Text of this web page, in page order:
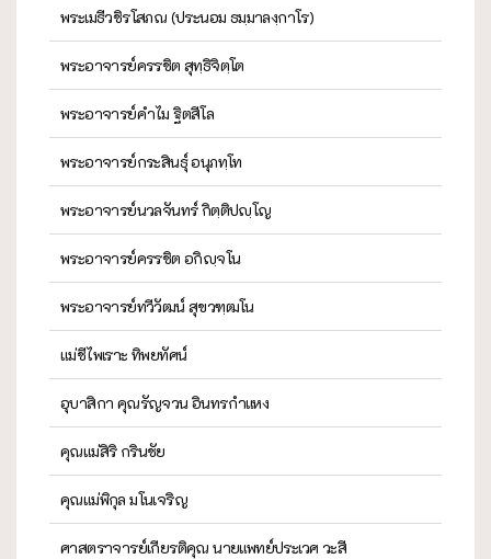
พระเมธีวชิรโสภณ (ประนอม ธมฺมาลงฺกาโร)
พระอาจารย์ครรชิต สุทฺธิจิตฺโต
พระอาจารย์คำไม ฐิตสีโล
พระอาจารย์กระสินธุ์ อนุภทฺโท
พระอาจารย์นวลจันทร์ กิตฺติปญฺโญ
พระอาจารย์ครรชิต อกิญฺจโน
พระอาจารย์ทวีวัฒน์ สุขวฑฺฒโน
แม่ชีไพเราะ ทิพยทัศน์
อุบาสิกา คุณรัญจวน อินทรกำแหง
คุณแม่สิริ กรินชัย
คุณแม่พิกุล มโนเจริญ
ศาสตราจารย์เกียรติคุณ นายแพทย์ประเวศ วะสี